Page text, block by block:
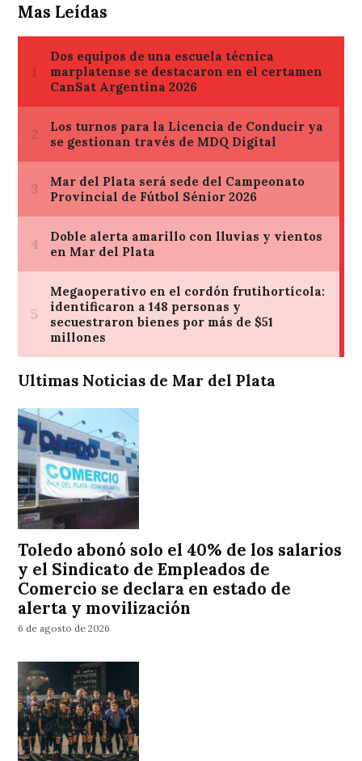
Mas Leídas
Ultimas Noticias de Mar del Plata
Toledo abonó solo el 40% de los salarios
y el Sindicato de Empleados de
Comercio se declara en estado de
alerta y movilización
6 de agosto de 2026